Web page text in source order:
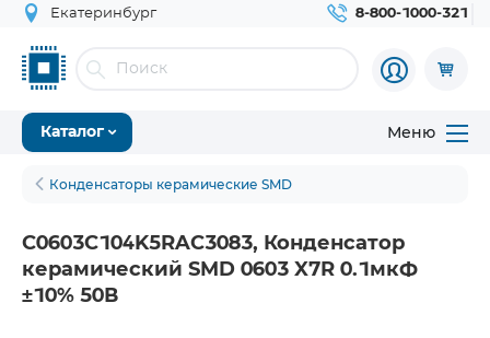
Екатеринбург 8-800-1000-321
Каталог Меню
Конденсаторы керамические SMD
C0603C104K5RAC3083, Конденсатор
керамический SMD 0603 X7R 0.1мкФ
±10% 50В